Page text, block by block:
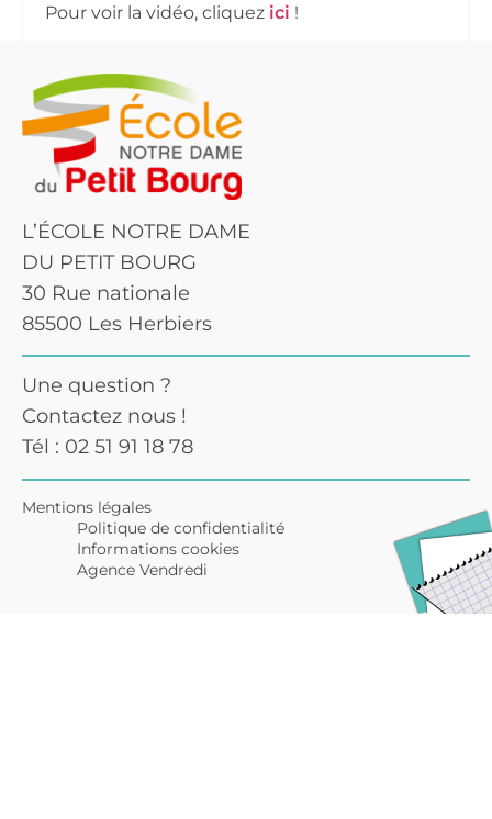
Pour voir la vidéo, cliquez ici !
L’ÉCOLE NOTRE DAME
DU PETIT BOURG
30 Rue nationale
85500 Les Herbiers
Une question ?
Contactez nous !
Tél : 02 51 91 18 78
Mentions légales
Politique de confidentialité
Informations cookies
Agence Vendredi